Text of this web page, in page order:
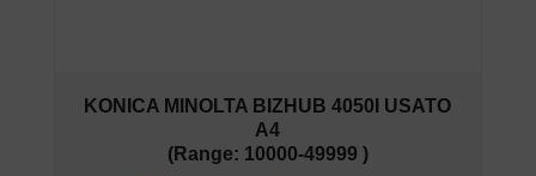
KONICA MINOLTA BIZHUB 4050I USATO
A4
(Range: 10000-49999 )